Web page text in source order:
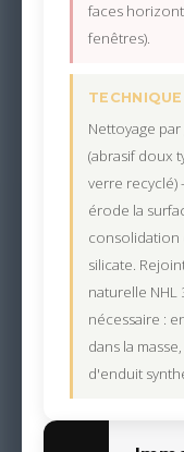
faces
fenêtres).
Nettoyage
(abrasif doux
verre
érode la
consolidation
silicate.
naturelle
nécessaire :
dans la
d'enduit